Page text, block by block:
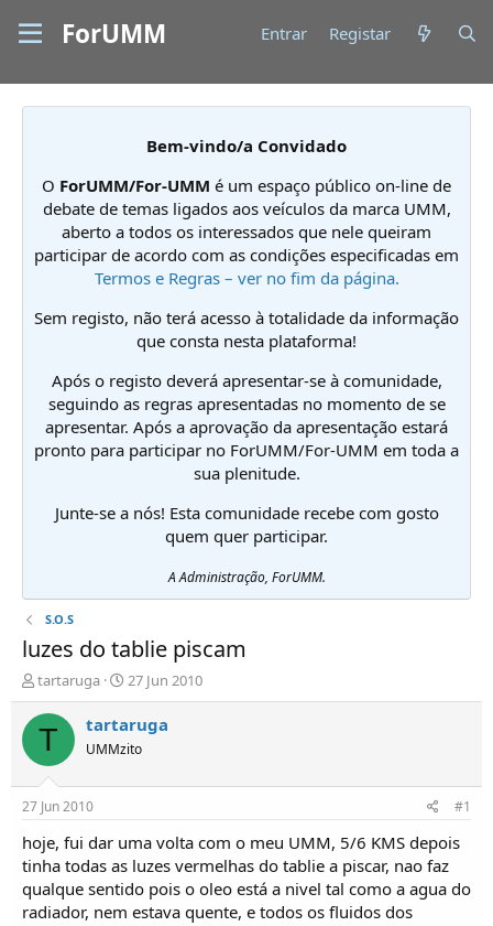
ForUMM Entrar Registar
Bem-vindo/a Convidado
O ForUMM/For-UMM é um espaço público on-line de
debate de temas ligados aos veículos da marca UMM,
aberto a todos os interessados que nele queiram
participar de acordo com as condições especificadas em
Termos e Regras – ver no fim da página.
Sem registo, não terá acesso à totalidade da informação
que consta nesta plataforma!
Após o registo deverá apresentar-se à comunidade,
seguindo as regras apresentadas no momento de se
apresentar. Após a aprovação da apresentação estará
pronto para participar no ForUMM/For-UMM em toda a
sua plenitude.
Junte-se a nós! Esta comunidade recebe com gosto
quem quer participar.
A Administração, ForUMM.
S.O.S
luzes do tablie piscam
I
n
i
c
i
d
o
r
d
e
T
ó
tartaruga
D
a
t
a
d
í
i
o
27 Jun 2010
T tartaruga
UMMzito
27 Jun 2010 #1
hoje, fui dar uma volta com o meu UMM, 5/6 KMS depois
tinha todas as luzes vermelhas do tablie a piscar, nao faz
qualque sentido pois o oleo está a nivel tal como a agua do
radiador, nem estava quente, e todos os fluidos dos